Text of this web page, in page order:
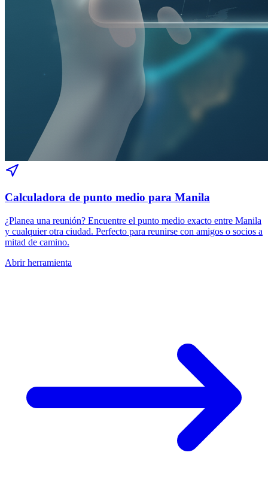
Calculadora de punto medio para Manila
¿Planea una reunión? Encuentre el punto medio exacto entre Manila
y cualquier otra ciudad. Perfecto para reunirse con amigos o socios a
mitad de camino.
Abrir herramienta